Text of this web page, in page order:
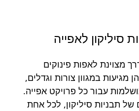
סיליקון לאפייה
מצוינת לאפות פינוקים
הן מגיעות במגוון צורות וגדלים,
עבור כל פרויקט אפייה.
של תבניות סיליקון, לכל אחת